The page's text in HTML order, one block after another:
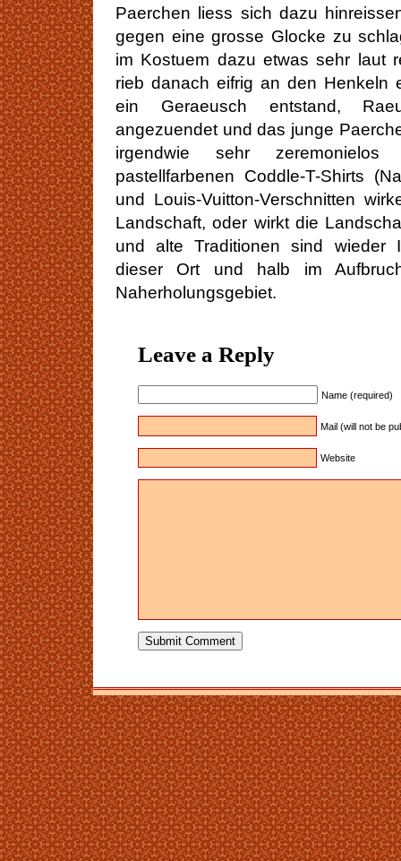
Paerchen liess sich dazu
gegen eine grosse Glocke zu
im Kostuem dazu etwas sehr laut
rieb danach eifrig an den Henkeln
ein Geraeusch entstand,
angezuendet und das junge
irgendwie sehr
pastellfarbenen Coddle-T-Shirts
und Louis-Vuitton-Verschnitten
Landschaft, oder wirkt die
und alte Traditionen sind wieder
dieser Ort und halb im
Naherholungsgebiet.
Leave a Reply
Name (required)
Mail (will not be
Website